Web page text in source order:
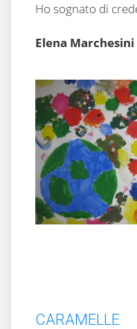
Ho sognato di
Elena Marchesini
CARAMELLE